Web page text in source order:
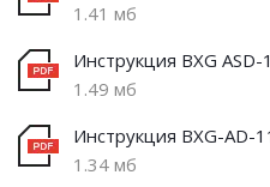
1.41 мб
Инструкция BXG ASD-
1.49 мб
Инструкция BXG-AD-
1.34 мб